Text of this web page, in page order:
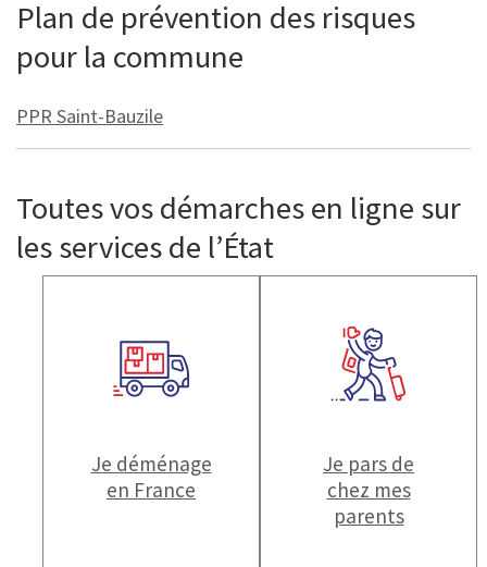
Plan de prévention des risques
pour la commune
PPR Saint-Bauzile
Toutes vos démarches en ligne sur
les services de l’État
Je déménage
en France
Je pars de
chez mes
parents